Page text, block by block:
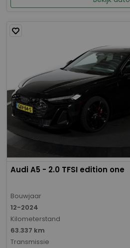
Audi A5 - 2.0 TFSI edition one
Bouwjaar
12-2024
Kilometerstand
63.337 km
Transmissie